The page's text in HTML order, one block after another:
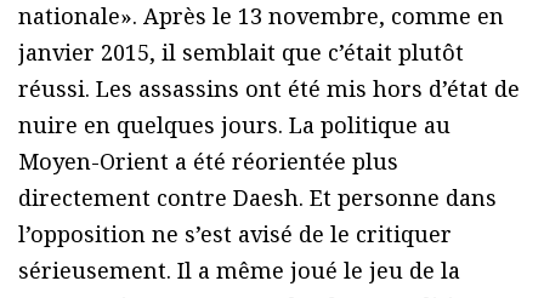
nationale». Après le 13 novembre, comme en
janvier 2015, il semblait que c’était plutôt
réussi. Les assassins ont été mis hors d’état de
nuire en quelques jours. La politique au
Moyen-Orient a été réorientée plus
directement contre Daesh. Et personne dans
l’opposition ne s’est avisé de le critiquer
sérieusement. Il a même joué le jeu de la